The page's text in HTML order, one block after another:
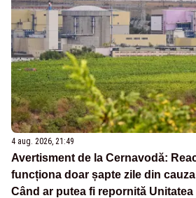
4 aug. 2026, 21:49
Avertisment de la Cernavodă:
funcționa doar șapte zile din
Când ar putea fi repornită Unitatea